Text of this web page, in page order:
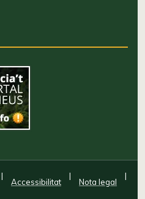
|
Accessibilitat
|
Nota legal
|